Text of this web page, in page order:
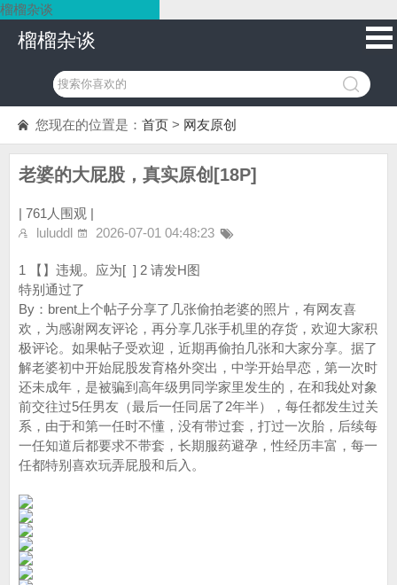
榴榴杂谈
榴榴杂谈
您现在的位置是： 首页 > 网友原创
老婆的大屁股，真实原创[18P]
| 761人围观 |
luluddl
2026-07-01 04:48:23
1 【】违规。应为[ ] 2 请发H图
特别通过了
By：brent上个帖子分享了几张偷拍老婆的照片，有网友喜
欢，为感谢网友评论，再分享几张手机里的存货，欢迎大家积
极评论。如果帖子受欢迎，近期再偷拍几张和大家分享。据了
解老婆初中开始屁股发育格外突出，中学开始早恋，第一次时
还未成年，是被骗到高年级男同学家里发生的，在和我处对象
前交往过5任男友（最后一任同居了2年半），每任都发生过关
系，由于和第一任时不懂，没有带过套，打过一次胎，后续每
一任知道后都要求不带套，长期服药避孕，性经历丰富，每一
任都特别喜欢玩弄屁股和后入。